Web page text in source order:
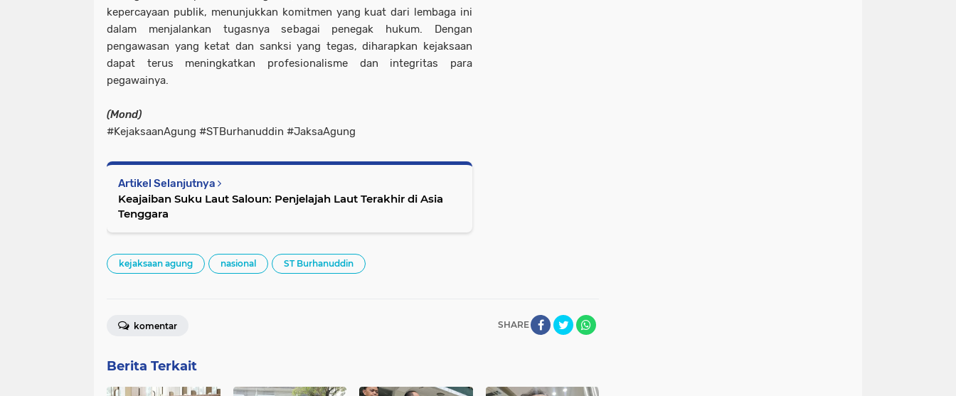
kepercayaan publik, menunjukkan komitmen yang kuat dari lembaga ini
dalam menjalankan tugasnya sebagai penegak hukum. Dengan
pengawasan yang ketat dan sanksi yang tegas, diharapkan kejaksaan
dapat terus meningkatkan profesionalisme dan integritas para
pegawainya.
(Mond)
#KejaksaanAgung #STBurhanuddin #JaksaAgung
Artikel Selanjutnya
Keajaiban Suku Laut Saloun: Penjelajah Laut Terakhir di Asia
Tenggara
kejaksaan agung nasional ST Burhanuddin
SHARE
komentar
Berita Terkait